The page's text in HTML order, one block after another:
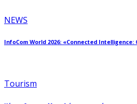
NEWS
InfoCom World 2026: «Connected
Tourism